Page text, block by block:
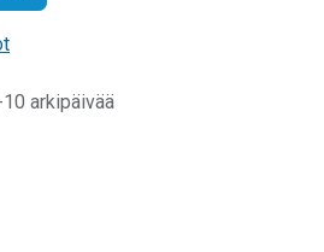
arkipäivää